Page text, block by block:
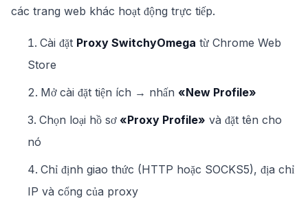
các trang web khác hoạt động trực tiếp.
Cài đặt Proxy SwitchyOmega từ Chrome Web
Store
Mở cài đặt tiện ích → nhấn «New Profile»
Chọn loại hồ sơ «Proxy Profile» và đặt tên cho
nó
Chỉ định giao thức (HTTP hoặc SOCKS5), địa chỉ
IP và cổng của proxy